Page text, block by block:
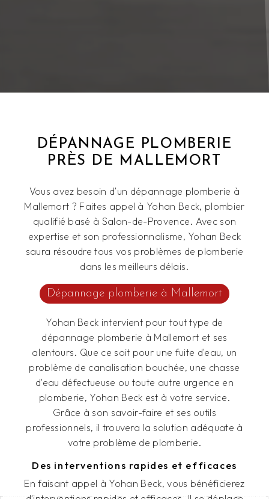
DÉPANNAGE PLOMBERIE
PRÈS DE MALLEMORT
Vous avez besoin d'un dépannage plomberie à
Mallemort ? Faites appel à Yohan Beck, plombier
qualifié basé à Salon-de-Provence. Avec son
expertise et son professionnalisme, Yohan Beck
saura résoudre tous vos problèmes de plomberie
dans les meilleurs délais.
Dépannage plomberie à Mallemort
Yohan Beck intervient pour tout type de
dépannage plomberie à Mallemort et ses
alentours. Que ce soit pour une fuite d'eau, un
problème de canalisation bouchée, une chasse
d'eau défectueuse ou toute autre urgence en
plomberie, Yohan Beck est à votre service.
Grâce à son savoir-faire et ses outils
professionnels, il trouvera la solution adéquate à
votre problème de plomberie.
Des interventions rapides et efficaces
En faisant appel à Yohan Beck, vous bénéficierez